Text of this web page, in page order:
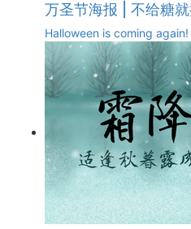
万圣节海报 | 不给糖
Halloween is coming again!